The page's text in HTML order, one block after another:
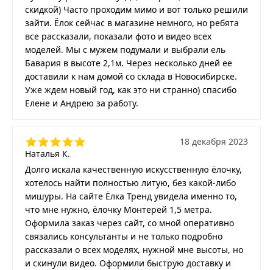
скидкой) Часто проходим мимо и вот только решили
зайти. Ёлок сейчас в магазине немного, но ребята
все рассказали, показали фото и видео всех
моделей. Мы с мужем подумали и выбрали ель
Бавария в высоте 2,1м. Через несколько дней ее
доставили к нам домой со склада в Новосибирске.
Уже ждем новый год, как это ни странно) спасибо
Елене и Андрею за работу.
Наталья К.
18 декабря 2023
Долго искала качественную искусственную ёлочку,
хотелось найти полностью литую, без какой-либо
мишуры. На сайте Ёлка Тренд увидела именно то,
что мне нужно, ёлочку Монтерей 1,5 метра.
Оформила заказ через сайт, со мной оперативно
связались консультанты и не только подробно
рассказали о всех моделях, нужной мне высоты, но
и скинули видео. Оформили быструю доставку и